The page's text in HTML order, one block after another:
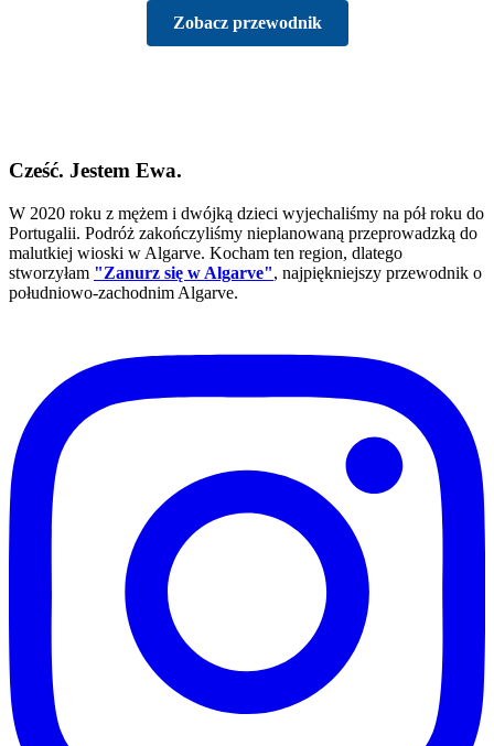
Zobacz przewodnik
Cześć. Jestem Ewa.
W 2020 roku z mężem i dwójką dzieci wyjechaliśmy na pół roku do
Portugalii. Podróż zakończyliśmy nieplanowaną przeprowadzką do
malutkiej wioski w Algarve. Kocham ten region, dlatego
stworzyłam "Zanurz się w Algarve", najpiękniejszy przewodnik o
południowo-zachodnim Algarve.